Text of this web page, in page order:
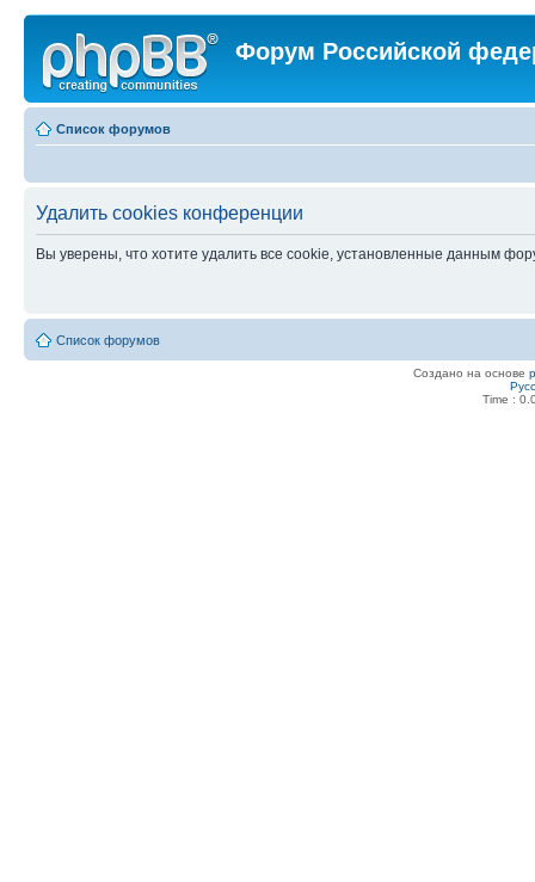
Форум Российской
Список форумов
Удалить cookies конференции
Вы уверены, что хотите удалить все cookie, установленные данным
Список форумов
Создано на основе
Time :